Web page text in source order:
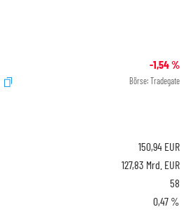
-1,54%
Börse: Tradegate
150,94 EUR
127,83 Mrd. EUR
58
0,47 %